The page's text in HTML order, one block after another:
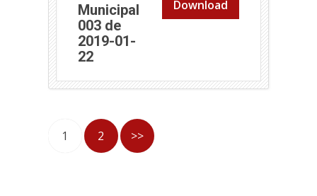
Municipal
003 de
2019-01-
22(abre em nova janela)
Download
1 2 >>